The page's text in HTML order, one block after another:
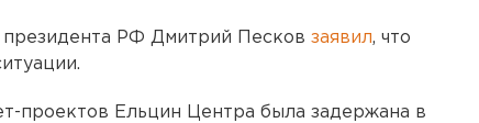
президента РФ Дмитрий Песков заявил, что
проектов Ельцин Центра была задержана в